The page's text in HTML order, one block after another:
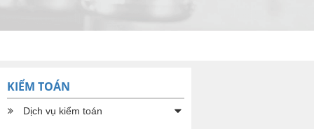
KIỂM TOÁN
Dịch vụ kiểm toán